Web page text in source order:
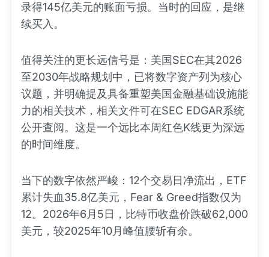
录得145亿美元的账面亏损。当时的回应，是继
续买入。
值得关注的更长远信号是：美国SEC在其2026
至2030年战略规划中，已将数字资产列为核心
议题，并明确提及具备重塑美国金融基础设施能
力的相关技术，相关文件可在SEC EDGAR系统
公开查阅。这是一个远比本周红色K线更为深远
的时间维度。
当下的数字依然严峻：12个交易日净流出，ETF
累计失血35.8亿美元，Fear & Greed指数仅为
12。2026年6月5日，比特币收盘价跌破62,000
美元，较2025年10月峰值腰斩有余。